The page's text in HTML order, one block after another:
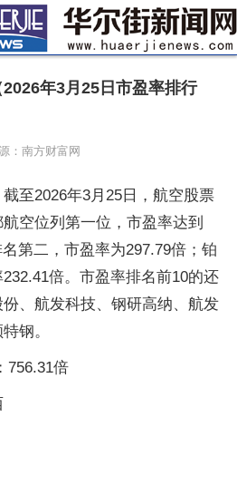
年3月25日市盈率排行
：南方财富网
至2026年3月25日，航空股票
空位列第一位，市盈率达到
第二，市盈率为297.79倍；铂
倍。市盈率排名前10的还
、航发科技、钢研高纳、航发
钢。
756.31倍